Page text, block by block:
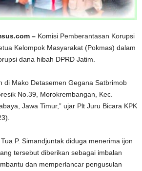
– Komisi Pemberantasan Korupsi
Kelompok Masyarakat (Pokmas) dalam
dana hibah DPRD Jatim.
di Mako Detasemen Gegana Satbrimob
No.39, Morokrembangan, Kec.
Jawa Timur,” ujar Plt Juru Bicara KPK
P. Simandjuntak diduga menerima ijon
tersebut diberikan sebagai imbalan
dan memperlancar pengusulan